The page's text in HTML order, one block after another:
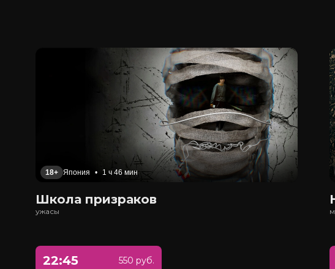
18+ Япония • 1 ч 46 мин
Школа призраков
ужасы
22:45 550 руб.